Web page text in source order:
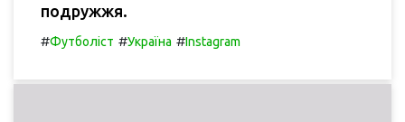
подружжя.
#Футболіст #Україна #Instagram